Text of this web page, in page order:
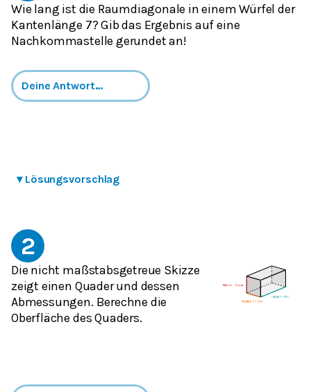
Wie lang ist die Raumdiagonale in einem Würfel der
Kantenlänge 7? Gib das Ergebnis auf eine
Nachkommastelle gerundet an!
▾ Lösungsvorschlag
2
Die nicht maßstabsgetreue Skizze
zeigt einen Quader und dessen
Abmessungen. Berechne die
Oberfläche des Quaders.